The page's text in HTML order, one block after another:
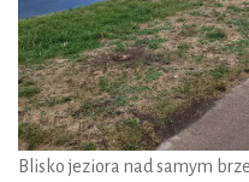
Blisko jeziora nad samym